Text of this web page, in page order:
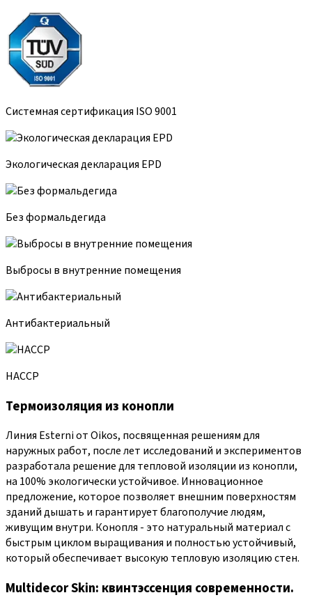
Системная сертификация ISO 9001
Экологическая декларация EPD
Без формальдегида
Выбросы в внутренние помещения
Антибактериальный
HACCP
Термоизоляция из конопли
Линия Esterni от Oikos, посвященная решениям для
наружных работ, после лет исследований и экспериментов
разработала решение для тепловой изоляции из конопли,
на 100% экологически устойчивое. Инновационное
предложение, которое позволяет внешним поверхностям
зданий дышать и гарантирует благополучие людям,
живущим внутри. Конопля - это натуральный материал с
быстрым циклом выращивания и полностью устойчивый,
который обеспечивает высокую тепловую изоляцию стен.
Multidecor Skin: квинтэссенция современности.